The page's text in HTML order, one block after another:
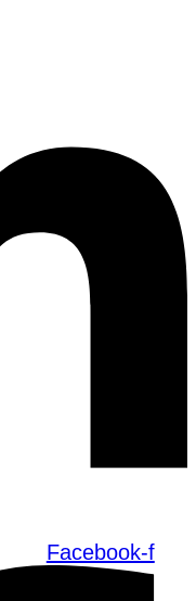
Facebook-f